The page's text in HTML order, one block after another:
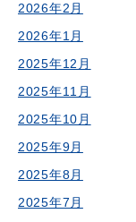
2026年2月
2026年1月
2025年12月
2025年11月
2025年10月
2025年9月
2025年8月
2025年7月